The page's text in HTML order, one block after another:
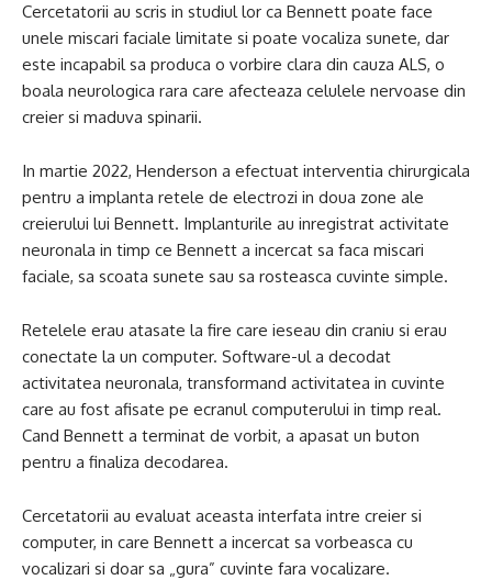
Cercetatorii au scris in studiul lor ca Bennett poate face
unele miscari faciale limitate si poate vocaliza sunete, dar
este incapabil sa produca o vorbire clara din cauza ALS, o
boala neurologica rara care afecteaza celulele nervoase din
creier si maduva spinarii.
In martie 2022, Henderson a efectuat interventia chirurgicala
pentru a implanta retele de electrozi in doua zone ale
creierului lui Bennett. Implanturile au inregistrat activitate
neuronala in timp ce Bennett a incercat sa faca miscari
faciale, sa scoata sunete sau sa rosteasca cuvinte simple.
Retelele erau atasate la fire care ieseau din craniu si erau
conectate la un computer. Software-ul a decodat
activitatea neuronala, transformand activitatea in cuvinte
care au fost afisate pe ecranul computerului in timp real.
Cand Bennett a terminat de vorbit, a apasat un buton
pentru a finaliza decodarea.
Cercetatorii au evaluat aceasta interfata intre creier si
computer, in care Bennett a incercat sa vorbeasca cu
vocalizari si doar sa „gura” cuvinte fara vocalizare.